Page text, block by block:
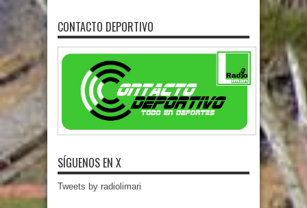
CONTACTO DEPORTIVO
SÍGUENOS EN X
Tweets by radiolimari